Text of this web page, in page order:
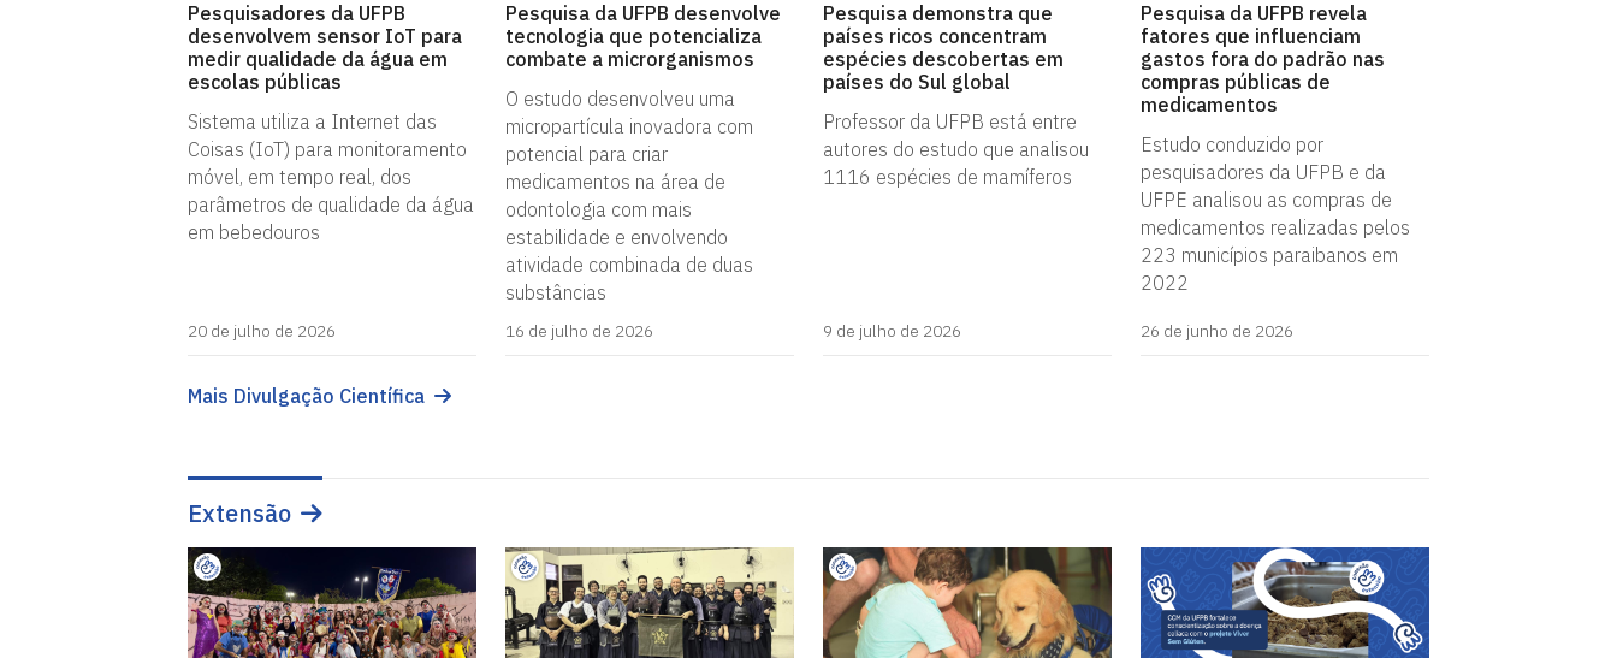
Pesquisadores da UFPB
desenvolvem sensor IoT para
medir qualidade da água em
escolas públicas
Sistema utiliza a Internet das
Coisas (IoT) para monitoramento
móvel, em tempo real, dos
parâmetros de qualidade da água
em bebedouros
20 de julho de 2026
Pesquisa da UFPB desenvolve
tecnologia que potencializa
combate a microrganismos
O estudo desenvolveu uma
micropartícula inovadora com
potencial para criar
medicamentos na área de
odontologia com mais
estabilidade e envolvendo
atividade combinada de duas
substâncias
16 de julho de 2026
Pesquisa demonstra que
países ricos concentram
espécies descobertas em
países do Sul global
Professor da UFPB está entre
autores do estudo que analisou
1116 espécies de mamíferos
9 de julho de 2026
Pesquisa da UFPB revela
fatores que influenciam
gastos fora do padrão nas
compras públicas de
medicamentos
Estudo conduzido por
pesquisadores da UFPB e da
UFPE analisou as compras de
medicamentos realizadas pelos
223 municípios paraibanos em
2022
26 de junho de 2026
Mais Divulgação Científica
Extensão